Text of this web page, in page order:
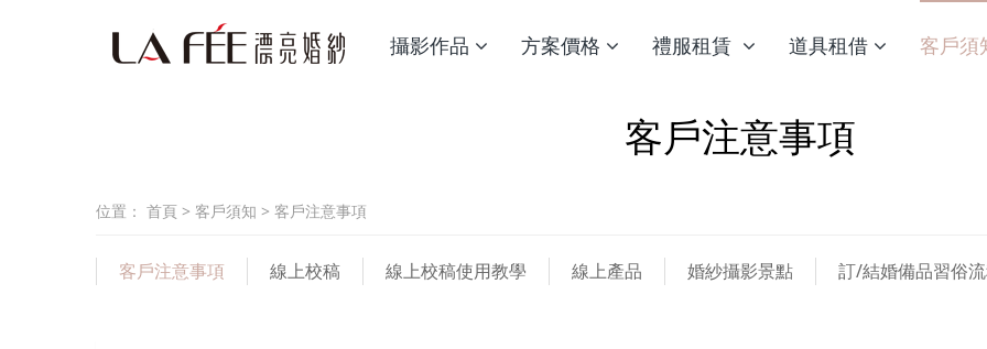
攝影作品 方案價格 禮服租賃 道具租借 客戶須
客戶注意事項
位置： 首頁 > 客戶須知 > 客戶注意事項
客戶注意事項 線上校稿 線上校稿使用教學 線上產品 婚紗攝影景點 訂/結婚備品習俗